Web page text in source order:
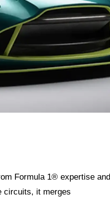
Formula 1® expertise and
circuits, it merges